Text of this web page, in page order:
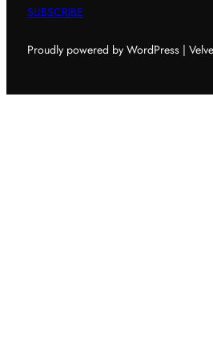
SUBSCRIBE
Proudly powered by WordPress |